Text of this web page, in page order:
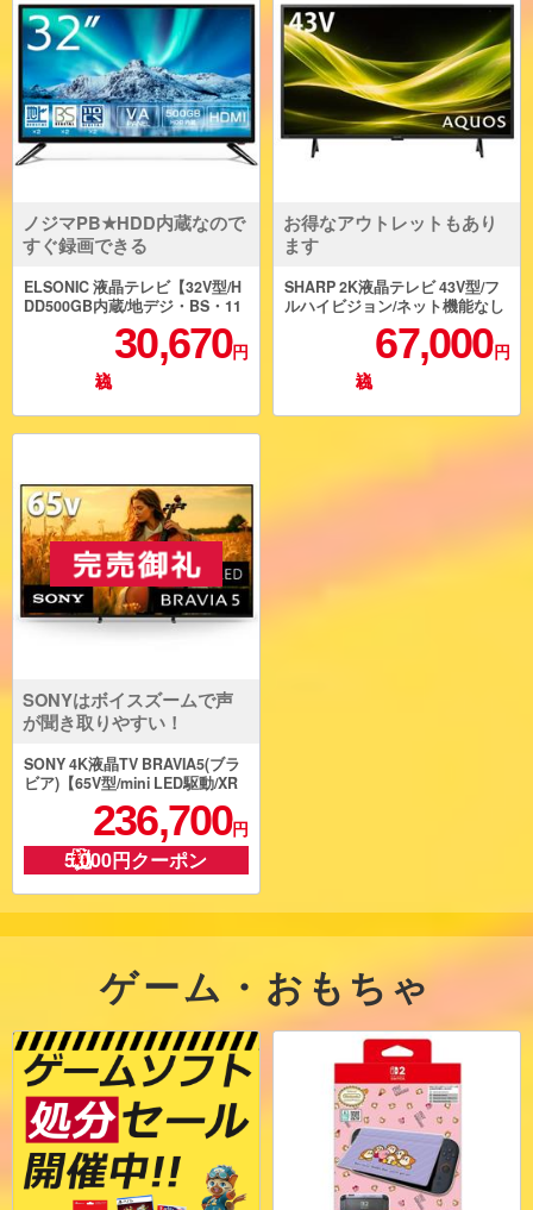
ノジマPB★HDD内蔵なので
すぐ録画できる
ELSONIC 液晶テレビ【32V型/H
DD500GB内蔵/地デジ・BS・11
0度CS/Wチューナー】 EHD-TB3
30,670円
お得なアウトレットもあり
ます
SHARP 2K液晶テレビ 43V型/フ
ルハイビジョン/ネット機能なし
67,000 円
SONYはボイスズームで声
が聞き取りやすい！
SONY 4K液晶TV BRAVIA5(ブラ
ビア)【65V型/mini LED駆動/XR
搭載/GoogleTV】 ★大型配送
対象商品 K-65XR50236,700円
5,000円クーポン
ゲーム・おもちゃ